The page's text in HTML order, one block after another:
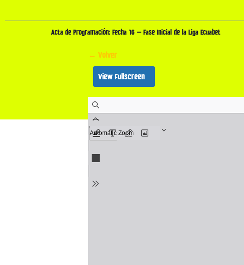
Acta de Programación: Fecha 16 – Fase Inicial de la Liga Ecuabet
← Volver
View Fullscreen